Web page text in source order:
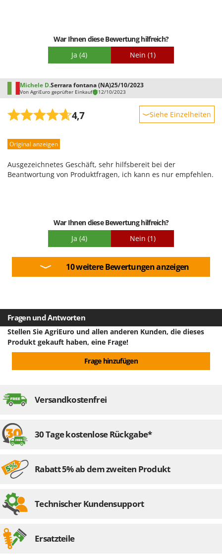
War Ihnen diese Bewertung hilfreich?
Ja (4) Nein (1)
Michele D.Serrara fontana (NA)25/10/2023
Von AgriEuro geprüfter Einkauf 12/10/2023
4,7 Siehe Einzelheiten
Leistung
Qualität / Preis
Original anzeigen
Ausgezeichnetes Geschäft, sehr hilfsbereit bei der
Beantwortung von Produktfragen, ich kann es nur empfehlen.
War Ihnen diese Bewertung hilfreich?
Ja (4) Nein (1)
10 weitere Bewertungen anzeigen
Fragen und Antworten
Stellen Sie AgriEuro und allen anderen Kunden, die dieses
Produkt gekauft haben, eine Frage!
Frage hinzufügen
Versandkostenfrei
30 Tage kostenlose Rückgabe*
Rabatt 5% ab dem zweiten Produkt
Technischer Kundensupport
Ersatzteile